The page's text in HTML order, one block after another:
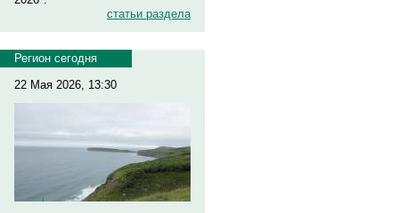
статьи раздела
Регион сегодня
22 Мая 2026, 13:30